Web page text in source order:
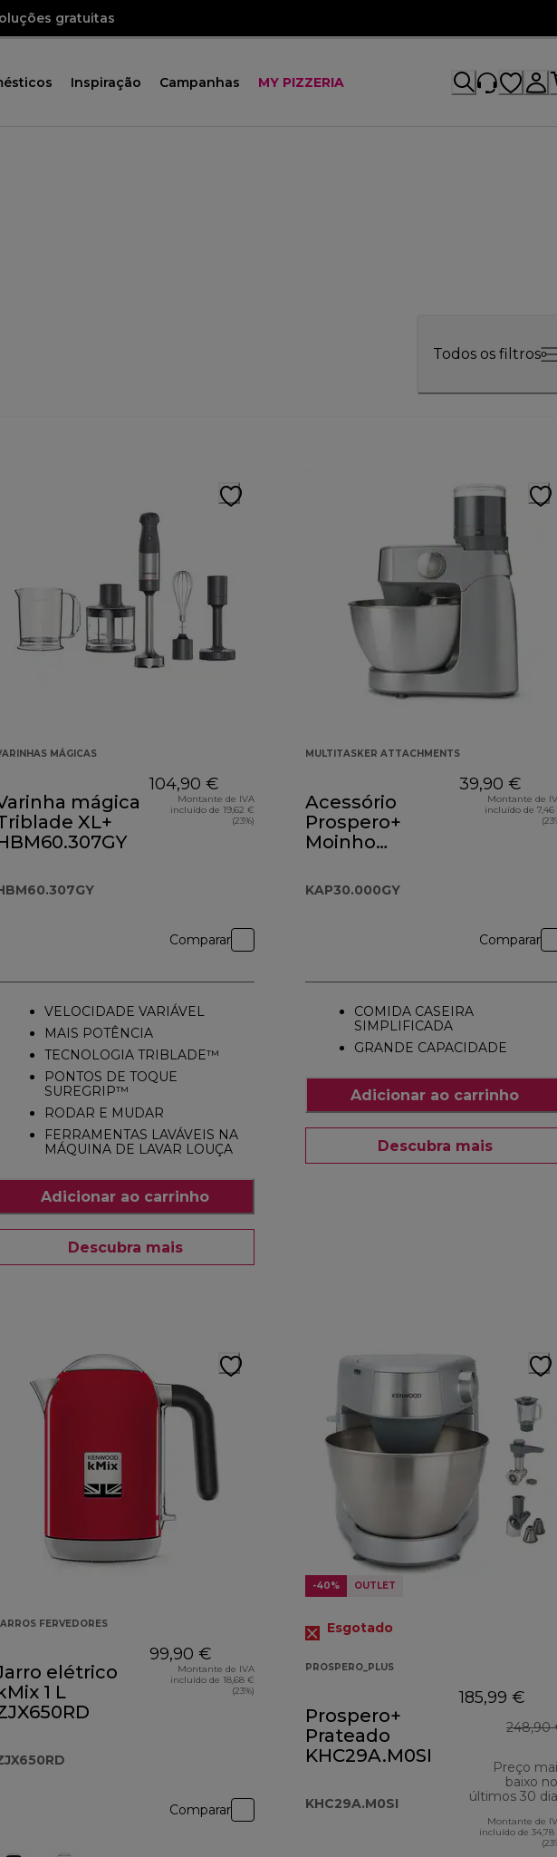
gratuitas
Inspiração Campanhas MY PIZZERIA
Todos os filtros
MÁGICAS
mágica
XL+
104,90 €
Montante de IVA
incluído de 19,62 €
(23%)
Comparar
VELOCIDADE VARIÁVEL
MAIS POTÊNCIA
TECNOLOGIA TRIBLADE™
PONTOS DE TOQUE
SUREGRIP™
RODAR E MUDAR
FERRAMENTAS LAVÁVEIS NA
MÁQUINA DE LAVAR LOUÇA
Adicionar ao carrinho
Descubra mais
MULTITASKER ATTACHMENTS
Acessório
Prospero+
Moinho
KAP30.000GY
39,90 €
Montante de
incluído de
Comparar
COMIDA CASEIRA
SIMPLIFICADA
GRANDE CAPACIDADE
Adicionar ao carrinho
Descubra mais
FERVEDORES
elétrico
1 L
99,90 €
Montante de IVA
incluído de 18,68 €
(23%)
Comparar
-40% OUTLET
Esgotado
PROSPERO_PLUS
Prospero+
Prateado
KHC29A.M0SI
KHC29A.M0SI
185,99 €
248,90
Preço
baixo
últimos 30
Montante de
incluído de